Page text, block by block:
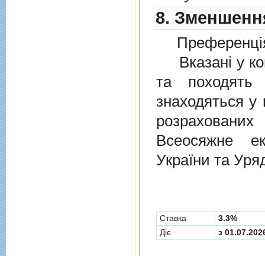
8.
Вказані у
та походять
знаходяться у
Всеосяжне
України та
Cтавка
3.3%
Діє
з